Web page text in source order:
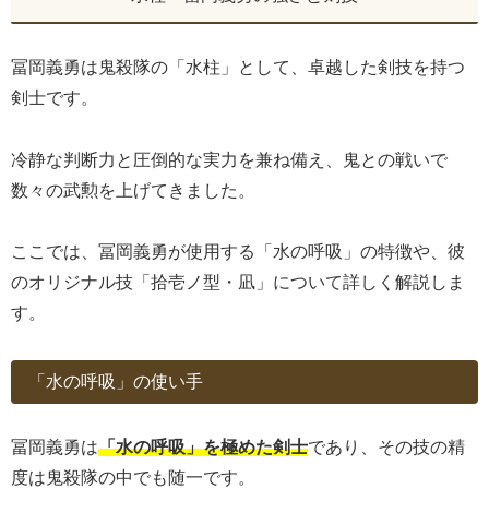
冨岡義勇は鬼殺隊の「水柱」として、卓越した剣技を持つ
剣士です。
冷静な判断力と圧倒的な実力を兼ね備え、鬼との戦いで
数々の武勲を上げてきました。
ここでは、冨岡義勇が使用する「水の呼吸」の特徴や、彼
のオリジナル技「拾壱ノ型・凪」について詳しく解説しま
す。
「水の呼吸」の使い手
冨岡義勇は「水の呼吸」を極めた剣士であり、その技の精
度は鬼殺隊の中でも随一です。